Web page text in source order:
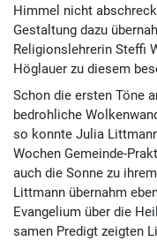
Himmel nicht
Gestaltung dazu
Religions­lehrerin Steffi
Höglauer zu diesem
Schon die ersten Töne
bedrohliche
so konnte Julia
Wochen Gemeinde-
auch die Sonne zu
Littmann übernahm
Evangelium über die
samen Predigt zeigten